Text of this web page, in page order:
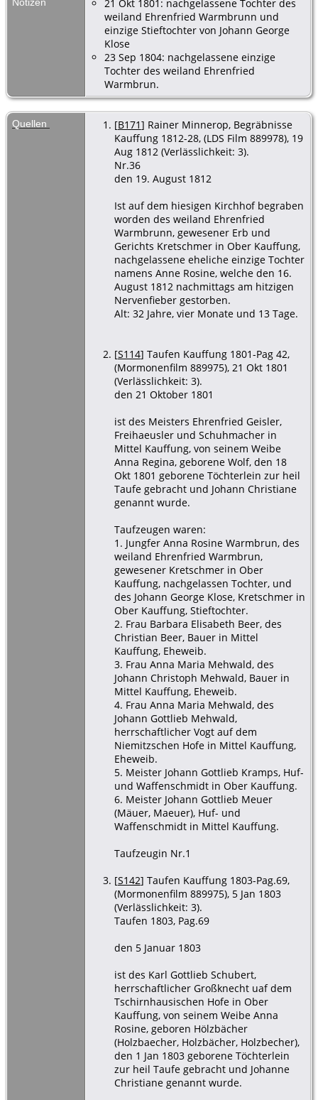
21 Okt 1801: nachgelassene Tochter des
weiland Ehrenfried Warmbrunn und
einzige Stieftochter von Johann George
Klose
23 Sep 1804: nachgelassene einzige
Tochter des weiland Ehrenfried
Warmbrun.
Quellen [B171] Rainer Minnerop, Begräbnisse
Kauffung 1812-28, (LDS Film 889978), 19
Aug 1812 (Verlässlichkeit: 3).
Nr.36
den 19. August 1812
Ist auf dem hiesigen Kirchhof begraben
worden des weiland Ehrenfried
Warmbrunn, gewesener Erb und
Gerichts Kretschmer in Ober Kauffung,
nachgelassene eheliche einzige Tochter
namens Anne Rosine, welche den 16.
August 1812 nachmittags am hitzigen
Nervenfieber gestorben.
Alt: 32 Jahre, vier Monate und 13 Tage.
[S114] Taufen Kauffung 1801-Pag 42,
(Mormonenfilm 889975), 21 Okt 1801
(Verlässlichkeit: 3).
den 21 Oktober 1801
ist des Meisters Ehrenfried Geisler,
Freihaeusler und Schuhmacher in
Mittel Kauffung, von seinem Weibe
Anna Regina, geborene Wolf, den 18
Okt 1801 geborene Töchterlein zur heil
Taufe gebracht und Johann Christiane
genannt wurde.
Taufzeugen waren:
1. Jungfer Anna Rosine Warmbrun, des
weiland Ehrenfried Warmbrun,
gewesener Kretschmer in Ober
Kauffung, nachgelassen Tochter, und
des Johann George Klose, Kretschmer in
Ober Kauffung, Stieftochter.
2. Frau Barbara Elisabeth Beer, des
Christian Beer, Bauer in Mittel
Kauffung, Eheweib.
3. Frau Anna Maria Mehwald, des
Johann Christoph Mehwald, Bauer in
Mittel Kauffung, Eheweib.
4. Frau Anna Maria Mehwald, des
Johann Gottlieb Mehwald,
herrschaftlicher Vogt auf dem
Niemitzschen Hofe in Mittel Kauffung,
Eheweib.
5. Meister Johann Gottlieb Kramps, Huf-
und Waffenschmidt in Ober Kauffung.
6. Meister Johann Gottlieb Meuer
(Mäuer, Maeuer), Huf- und
Waffenschmidt in Mittel Kauffung.
Taufzeugin Nr.1
[S142] Taufen Kauffung 1803-Pag.69,
(Mormonenfilm 889975), 5 Jan 1803
(Verlässlichkeit: 3).
Taufen 1803, Pag.69
den 5 Januar 1803
ist des Karl Gottlieb Schubert,
herrschaftlicher Großknecht uaf dem
Tschirnhausischen Hofe in Ober
Kauffung, von seinem Weibe Anna
Rosine, geboren Hölzbächer
(Holzbaecher, Holzbächer, Holzbecher),
den 1 Jan 1803 geborene Töchterlein
zur heil Taufe gebracht und Johanne
Christiane genannt wurde.